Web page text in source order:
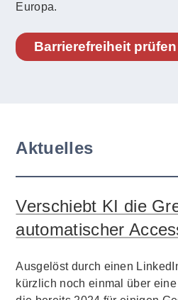
Europa.
Barrierefreiheit prüfen
Aktuelles
Verschiebt KI die
automatischer
Ausgelöst durch einen
kürzlich noch einmal über